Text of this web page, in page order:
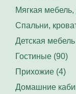
Мягкая
Спальни,
Детская
Гостиные (90)
Прихожие (4)
Домашние